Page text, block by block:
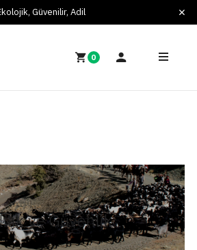
Güvenilir, Adil
0
ve Güvenlik